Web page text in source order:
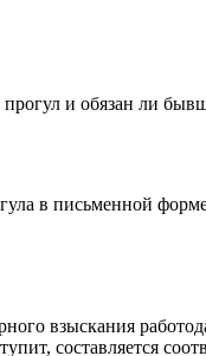
прогул и обязан ли
в письменной
взыскания
составляется